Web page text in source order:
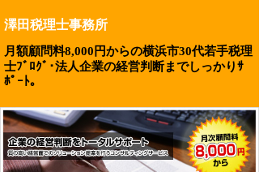
澤田税理士事務所
月額顧問料8,000円からの横浜市30代若手税理
士ﾌﾞﾛｸﾞ･法人企業の経営判断までしっかりｻ
ﾎﾟｰﾄ｡